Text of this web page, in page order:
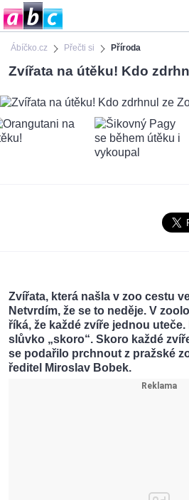
Ábíčko.cz Přečti si Příroda
Zvířata na útěku! Kdo
Zvířata, která našla v zoo cestu
Netvrdím, že se to neděje. V
říká, že každé zvíře jednou
slůvko „skoro“. Skoro každé
se podařilo prchnout z pražské
ředitel Miroslav Bobek.